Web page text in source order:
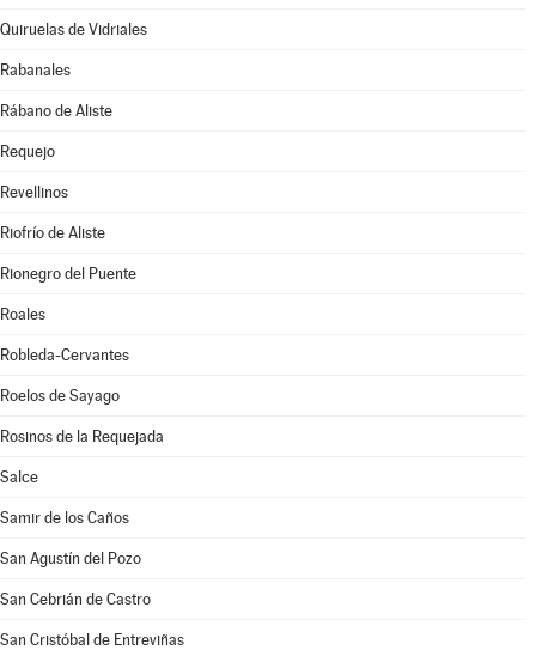
Quiruelas de Vidriales
Rabanales
Rábano de Aliste
Requejo
Revellinos
Riofrío de Aliste
Rionegro del Puente
Roales
Robleda-Cervantes
Roelos de Sayago
Rosinos de la Requejada
Salce
Samir de los Caños
San Agustín del Pozo
San Cebrián de Castro
San Cristóbal de Entreviñas